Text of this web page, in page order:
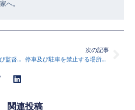
へ。
従業員に対する指導及び監督・法令試験対策講座100
次の記事
停車及び駐車を禁止する場所・法令試験対策講座101
関連投稿